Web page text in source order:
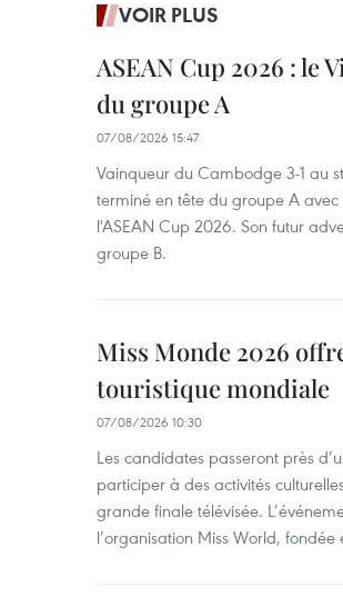
VOIR PLUS
ASEAN Cup 2026 : le
du groupe A
07/08/2026 15:47
Vainqueur du Cambodge 3-1 au
terminé en tête du groupe A
l'ASEAN Cup 2026. Son futur
groupe B.
Miss Monde 2026
touristique mondiale
07/08/2026 10:30
Les candidates passeront près
participer à des activités
grande finale télévisée.
l’organisation Miss World, fondée